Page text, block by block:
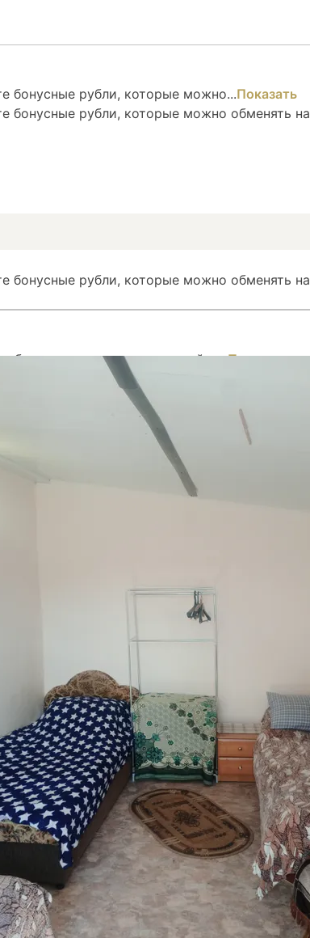
бонусные рубли, которые можно...Показать
бонусные рубли, которые можно обменять
бонусные рубли, которые можно обменять
бронировании номера на сайте...Показать
бронировании номера на сайте Суточно.ру
номера на сайте Суточно.ру